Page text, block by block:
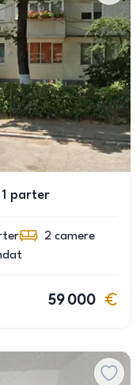
parter
2 camere
59 000